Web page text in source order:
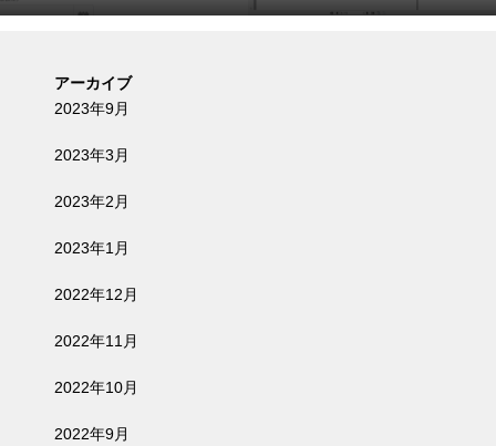
アーカイブ
2023年9月
2023年3月
2023年2月
2023年1月
2022年12月
2022年11月
2022年10月
2022年9月